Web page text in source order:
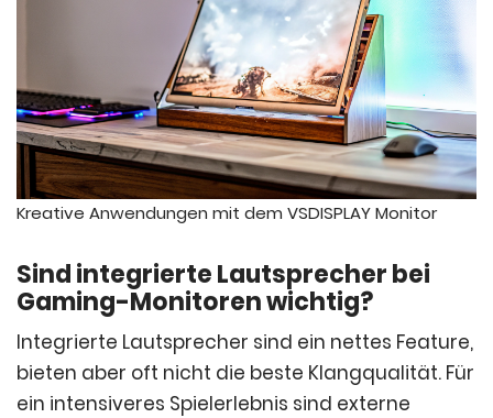
Kreative Anwendungen mit dem VSDISPLAY Monitor
Sind integrierte Lautsprecher bei
Gaming-Monitoren wichtig?
Integrierte Lautsprecher sind ein nettes Feature,
bieten aber oft nicht die beste Klangqualität. Für
ein intensiveres Spielerlebnis sind externe